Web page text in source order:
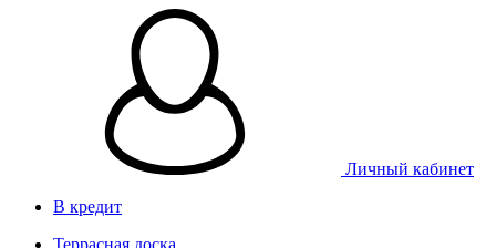
Личный кабинет
В кредит
Террасная доска